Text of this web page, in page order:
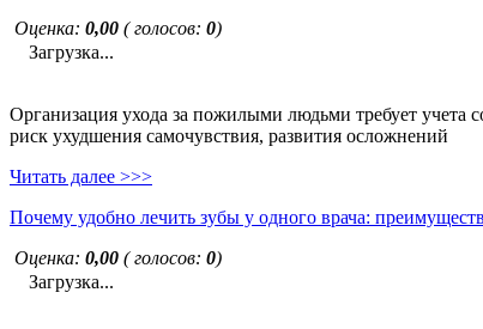
Оценка: 0,00 ( голосов: 0)
Загрузка...
Организация ухода за пожилыми людьми требует учета
риск ухудшения самочувствия, развития осложнений
Читать далее >>>
Почему удобно лечить зубы у одного врача:
Оценка: 0,00 ( голосов: 0)
Загрузка...